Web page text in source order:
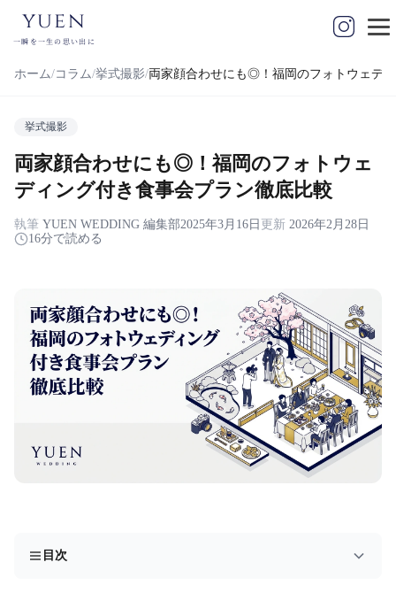
yuen
一瞬を一生の思い出に
ホーム コラム 挙式撮影 両家顔合わせにも◎！福岡のフォトウェデ
挙式撮影
両家顔合わせにも◎！福岡のフォトウェ
ディング付き食事会プラン徹底比較
執筆 YUEN WEDDING 編集部2025年3月16日 更新 2026年2月28日
16分で読める
目次